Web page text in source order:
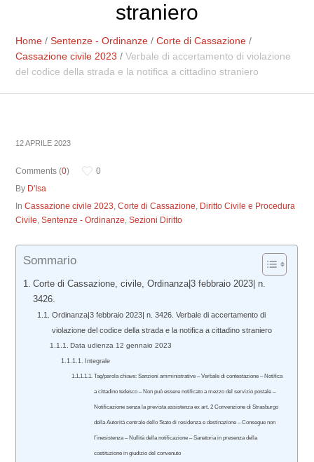
straniero
Home /Sentenze - Ordinanze /Corte di Cassazione /
Cassazione civile 2023 /Verbale di accertamento di violazione
del codice della strada e la notifica a cittadino straniero
12 APRILE 2023
Comments (0)
0
By D'Isa
InCassazione civile 2023,Corte di Cassazione, Diritto Civile e Procedura
Civile,Sentenze - Ordinanze,Sezioni Diritto
Sommario
Corte di Cassazione, civile, Ordinanza|3 febbraio 2023| n.
3426.
Ordinanza|3 febbraio 2023| n. 3426. Verbale di accertamento di
violazione del codice della strada e la notifica a cittadino straniero
Data udienza 12 gennaio 2023
Integrale
Tag/parola chiave: Sanzioni amministrative – Verbale di contestazione – Notifica
a cittadino tedesco – Non può essere notificato a mezzo del servizio postale –
Notificazione senza la prevista assistenza ex art. 2 Convenzione di Strasburgo
della Autorità centrale dello Stato di residenza e destinazione – Consegue non
l’inesistenza – Nullità della notificazione – Sanatoria in presenza della
costituzione in giudizio del convenuto